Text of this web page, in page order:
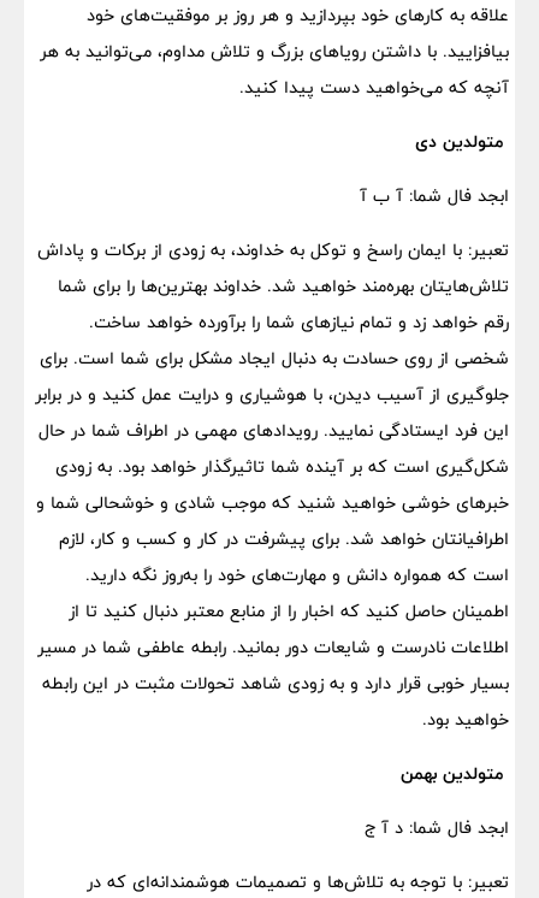
علاقه به کارهای خود بپردازید و هر روز بر موفقیت‌های خود
بیافزایید. با داشتن رویاهای بزرگ و تلاش مداوم، می‌توانید به هر
آنچه که می‌خواهید دست پیدا کنید.
متولدین دی
ابجد فال شما: آ ب آ
تعبیر: با ایمان راسخ و توکل به خداوند، به زودی از برکات و پاداش
تلاش‌هایتان بهره‌مند خواهید شد. خداوند بهترین‌ها را برای شما
رقم خواهد زد و تمام نیازهای شما را برآورده خواهد ساخت.
شخصی از روی حسادت به دنبال ایجاد مشکل برای شما است. برای
جلوگیری از آسیب دیدن، با هوشیاری و درایت عمل کنید و در برابر
این فرد ایستادگی نمایید. رویدادهای مهمی در اطراف شما در حال
شکل‌گیری است که بر آینده شما تاثیرگذار خواهد بود. به زودی
خبرهای خوشی خواهید شنید که موجب شادی و خوشحالی شما و
اطرافیانتان خواهد شد. برای پیشرفت در کار و کسب و کار، لازم
است که همواره دانش و مهارت‌های خود را به‌روز نگه دارید.
اطمینان حاصل کنید که اخبار را از منابع معتبر دنبال کنید تا از
اطلاعات نادرست و شایعات دور بمانید. رابطه عاطفی شما در مسیر
بسیار خوبی قرار دارد و به زودی شاهد تحولات مثبت در این رابطه
خواهید بود.
متولدین بهمن
ابجد فال شما: د آ ج
تعبیر: با توجه به تلاش‌ها و تصمیمات هوشمندانه‌ای که در